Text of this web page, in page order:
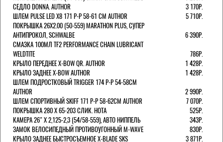
СЕДЛО DONNA. AUTHOR
3 170Р.
ШЛЕМ PULSE LED X8 171 Р-Р 58-61 СМ AUTHOR
5 710Р.
ПОКРЫШКА 26X2.00 (50-559) MARATHON PLUS, СУПЕР
АНТИПРОКОЛ, SCHWALBE
6 390Р.
СМАЗКА 100МЛ TF2 PERFORMANCE CHAIN LUBRICANT
WELDTITE
786Р.
КРЫЛО ПЕРЕДНЕЕ X-BOW QR. AUTHOR
1 428Р.
КРЫЛО ЗАДНЕЕ X-BOW AUTHOR
1 428Р.
ШЛЕМ ПОДРОСТКОВЫЙ TRIGGER 174 Р-Р 54-58СМ
AUTHOR
2 990Р.
ШЛЕМ СПОРТИВНЫЙ SKIFF 171 Р-Р 58-62СМ AUTHOR
7 070Р.
ПОКРЫШКА 280 X 65-203 СЛИК. HOTA
525Р.
КАМЕРА 26" X 2,125-2,3 (54/58-559), АВТО НИППЕЛЬ
343Р.
ЗАМОК ВЕЛОСИПЕДНЫЙ ПРОТИВОУГОННЫЙ M-WAVE
830Р.
КРЫЛО ЗАДНЕЕ БЫСТРОСЪЕМНОЕ X-BLADE SKS
3 871Р.